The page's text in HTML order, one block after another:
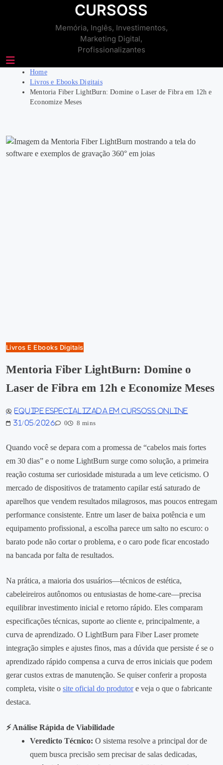
CURSOSS
Memória, Inglês, Investimentos,
Marketing Digital,
Profissionalizantes
Home
Livros e Ebooks Digitais
Mentoria Fiber LightBurn: Domine o Laser de Fibra em 12h e
Economize Meses
Livros E Ebooks Digitais
Mentoria Fiber LightBurn: Domine o
Laser de Fibra em 12h e Economize Meses
Equipe especializada em Cursoss Online
31/05/2026
0 8 mins
Quando você se depara com a promessa de “cabelos mais fortes
em 30 dias” e o nome LightBurn surge como solução, a primeira
reação costuma ser curiosidade misturada a um leve ceticismo. O
mercado de dispositivos de tratamento capilar está saturado de
aparelhos que vendem resultados milagrosos, mas poucos entregam
performance consistente. Entre um laser de baixa potência e um
equipamento profissional, a escolha parece um salto no escuro: o
barato pode não cortar o problema, e o caro pode ficar encostado
na bancada por falta de resultados.
Na prática, a maioria dos usuários—técnicos de estética,
cabeleireiros autônomos ou entusiastas de home‑care—precisa
equilibrar investimento inicial e retorno rápido. Eles comparam
especificações técnicas, suporte ao cliente e, principalmente, a
curva de aprendizado. O LightBurn para Fiber Laser promete
integração simples e ajustes finos, mas a dúvida que persiste é se o
aprendizado rápido compensa a curva de erros iniciais que podem
gerar custos extras de manutenção. Se quiser conferir a proposta
completa, visite o site oficial do produtore veja o que o fabricante
destaca.
⚡ Análise Rápida de Viabilidade
Veredicto Técnico: O sistema resolve a principal dor de
quem busca precisão sem precisar de salas dedicadas,